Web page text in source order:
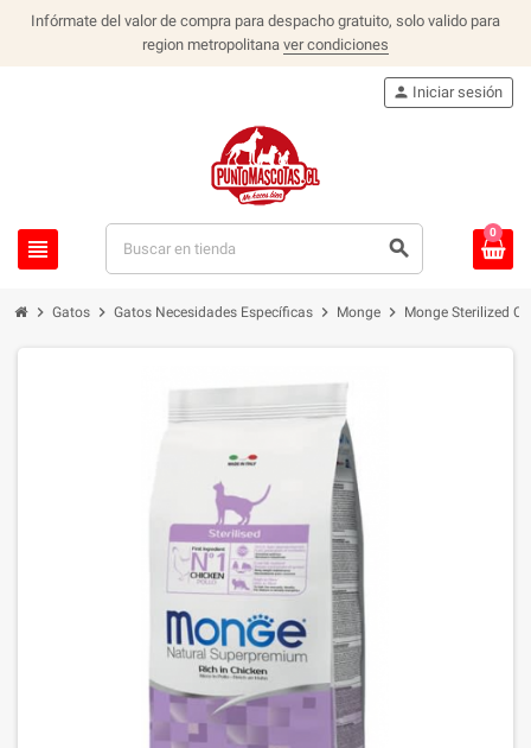
Infórmate del valor de compra para despacho gratuito, solo valido para
region metropolitana ver condiciones
view_headline search
person Iniciar sesión
0
chevron_right Gatos chevron_right Gatos Necesidades Específicas chevron_right Monge chevron_right Monge Sterilized